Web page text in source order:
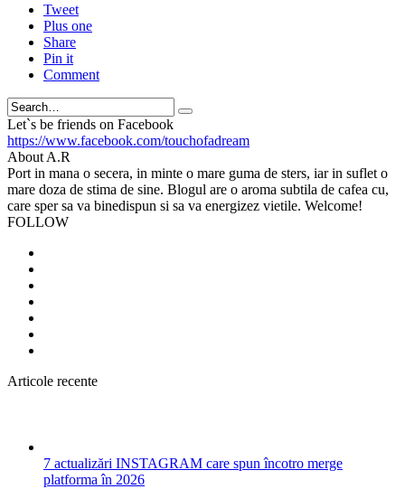
Tweet
Plus one
Share
Pin it
Comment
Search
Let`s be friends on Facebook
https://www.facebook.com/touchofadream
About A.R
Port in mana o secera, in minte o mare guma de sters, iar in suflet o
mare doza de stima de sine. Blogul are o aroma subtila de cafea cu,
care sper sa va binedispun si sa va energizez vietile. Welcome!
FOLLOW
Articole recente
7 actualizări INSTAGRAM care spun încotro merge
platforma în 2026